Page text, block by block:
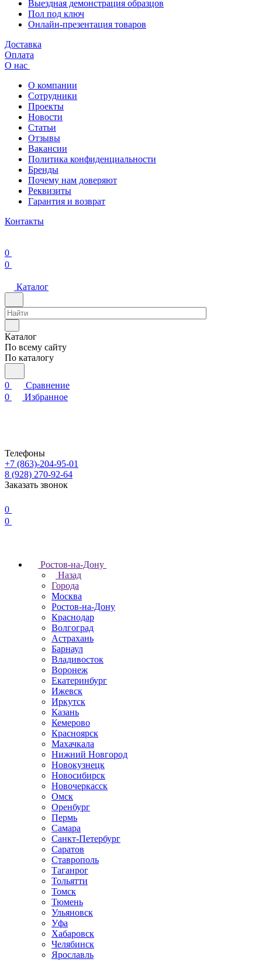
Выездная демонстрация образцов
Пол под ключ
Онлайн-презентация товаров
Доставка
Оплата
О нас
О компании
Сотрудники
Проекты
Новости
Статьи
Отзывы
Вакансии
Политика конфиденциальности
Бренды
Почему нам доверяют
Реквизиты
Гарантия и возврат
Контакты
0
0
Каталог
Каталог
По всему сайту
По каталогу
0
Сравнение
0
Избранное
Телефоны
+7 (863)-204-95-01
8 (928) 270-92-64
Заказать звонок
0
0
Ростов-на-Дону
Назад
Города
Москва
Ростов-на-Дону
Краснодар
Волгоград
Астрахань
Барнаул
Владивосток
Воронеж
Екатеринбург
Ижевск
Иркутск
Казань
Кемерово
Красноярск
Махачкала
Нижний Новгород
Новокузнецк
Новосибирск
Новочеркаcск
Омск
Оренбург
Пермь
Самара
Санкт-Петербург
Саратов
Ставрополь
Таганрог
Тольятти
Томск
Тюмень
Ульяновск
Уфа
Хабаровск
Челябинск
Ярославль